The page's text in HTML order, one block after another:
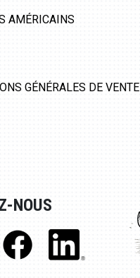
AMÉRICAINS
GÉNÉRALES DE VENTE
NOUS